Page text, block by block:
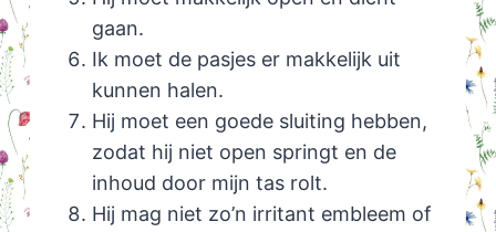
gaan.
Ik moet de pasjes er makkelijk uit
kunnen halen.
Hij moet een goede sluiting hebben,
zodat hij niet open springt en de
inhoud door mijn tas rolt.
Hij mag niet zo’n irritant embleem of